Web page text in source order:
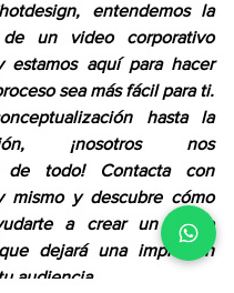
entendemos la
de un video corporativo
estamos aquí para hacer
sea más fácil para ti.
hasta la
¡nosotros nos
de todo! Contacta con
mismo y descubre cómo
a crear un video
dejará una impresión
audiencia.